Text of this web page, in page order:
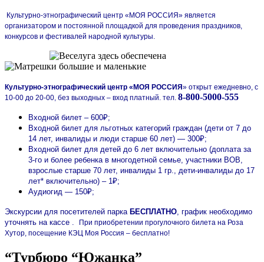
Культурно-этнографический центр «МОЯ РОССИЯ» является
организатором и постоянной площадкой для проведения праздников,
конкурсов и фестивалей народной культуры.
Культурно-этнографический центр «МОЯ РОССИЯ» открыт ежедневно, с
10-00 до 20-00, без выходных – вход платный. тел. 8-800-5000-555
Входной билет – 600₽;
Входной билет для льготных категорий граждан (дети от 7 до
14 лет, инвалиды и люди старше 60 лет) — 300₽;
Входной билет для детей до 6 лет включительно (доплата за
3-го и более ребенка в многодетной семье, участники ВОВ,
взрослые старше 70 лет, инвалиды 1 гр., дети-инвалиды до 17
лет* включительно) – 1₽;
Аудиогид — 150₽;
Экскурсии для посетителей парка БЕСПЛАТНО , график необходимо
уточнять на кассе .
При приобретении прогулочного билета на Роза
Хутор, посещение КЭЦ Моя Россия – бесплатно!
“Турбюро “Южанка”